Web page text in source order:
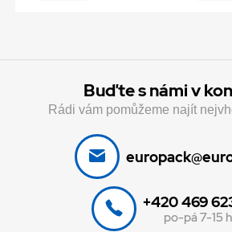
Buďte s námi v
Rádi vám pomůžeme najít
+420 469
po-pá 7-15